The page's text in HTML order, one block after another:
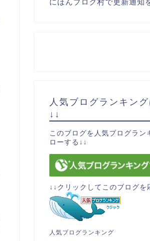
にほんブログ村で更新通知
人気ブログランキン
↓↓
このブログを人気ブログラン
ローする↓↓
↓↓クリックしてこのブログを
人気ブログランキング